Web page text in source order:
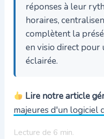
réponses à leur
horaires,
complètent la
en visio direct pour
éclairée.
Lire notre article
majeures d'un logiciel
Lecture de 6 min.